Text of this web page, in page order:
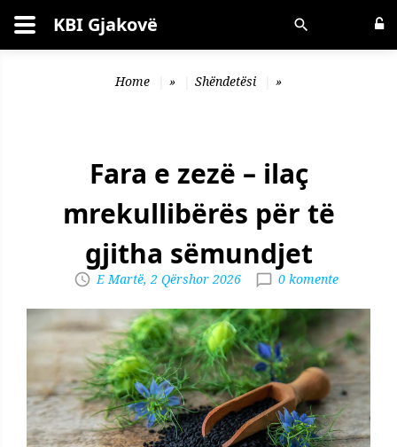
Kërko KBI Gjakovë
Home » Shëndetësi »
Fara e zezë – ilaç
mrekullibërës për të
gjitha sëmundjet
E Martë, 2 Qërshor 2026 0 komente